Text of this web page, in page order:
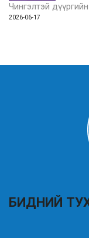
Чингэлтэй
2026-06-17
БИДНИЙ